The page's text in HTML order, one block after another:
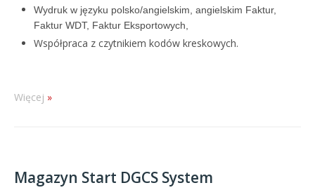
Wydruk w języku polsko/angielskim, angielskim Faktur,
Faktur WDT, Faktur Eksportowych,
Współpraca z czytnikiem kodów kreskowych.
Więcej
Magazyn Start DGCS System